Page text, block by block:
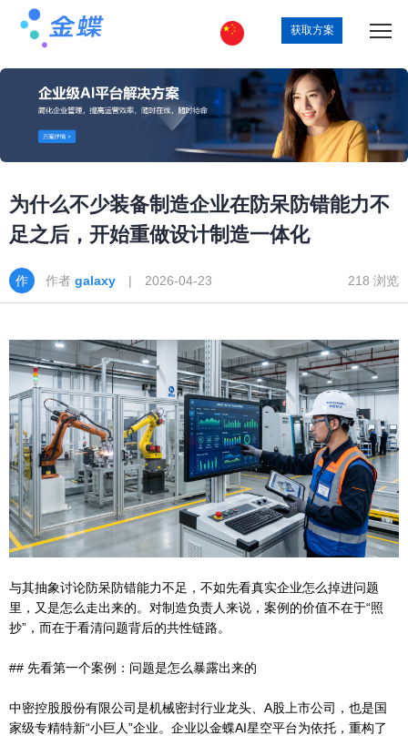
获取方案
为什么不少装备制造企业在防呆防错能力不
足之后，开始重做设计制造一体化
作者 galaxy | 2026-04-23 218 浏览
与其抽象讨论防呆防错能力不足，不如先看真实企业怎么掉进问题
里，又是怎么走出来的。对制造负责人来说，案例的价值不在于“照
抄”，而在于看清问题背后的共性链路。
## 先看第一个案例：问题是怎么暴露出来的
中密控股股份有限公司是机械密封行业龙头、A股上市公司，也是国
家级专精特新“小巨人”企业。企业以金蝶AI星空平台为依托，重构了